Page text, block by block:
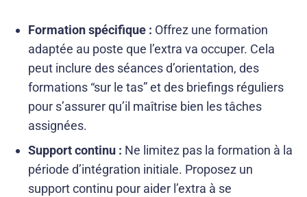
Formation spécifique : Offrez une formation
adaptée au poste que l’extra va occuper. Cela
peut inclure des séances d’orientation, des
formations “sur le tas” et des briefings réguliers
pour s’assurer qu’il maîtrise bien les tâches
assignées.
Support continu : Ne limitez pas la formation à la
période d’intégration initiale. Proposez un
support continu pour aider l’extra à se